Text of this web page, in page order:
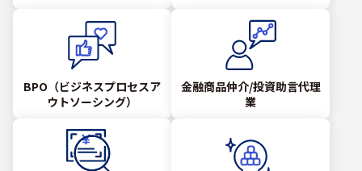
BPO（ビジネスプロセスア
ウトソーシング）
金融商品仲介/投資助言代理
業